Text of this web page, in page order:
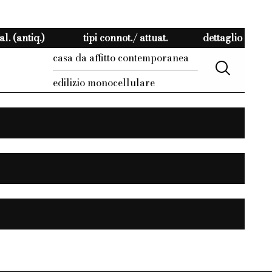
(antiq.) tipi connot./ attuat.
dettaglio
casa da affitto contemporanea
edilizio monocellulare